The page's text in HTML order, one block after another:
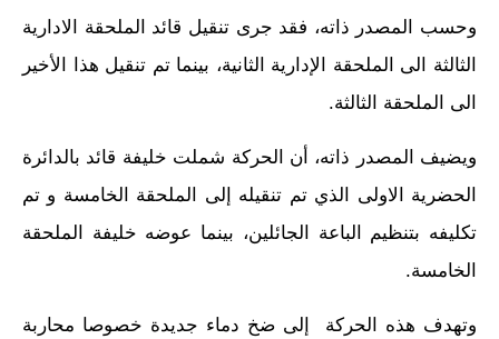
وحسب المصدر ذاته، فقد جرى تنقيل قائد الملحقة الادارية
الثالثة الى الملحقة الإدارية الثانية، بينما تم تنقيل هذا الأخير
الى الملحقة الثالثة.
ويضيف المصدر ذاته، أن الحركة شملت خليفة قائد بالدائرة
الحضرية الاولى الذي تم تنقيله إلى الملحقة الخامسة و تم
تكليفه بتنظيم الباعة الجائلين، بينما عوضه خليفة الملحقة
الخامسة.
وتهدف هذه الحركة إلى ضخ دماء جديدة خصوصا محاربة